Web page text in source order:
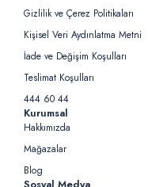
Gizlilik ve Çerez Politikaları
Kişisel Veri Aydınlatma Metni
İade ve Değişim Koşulları
Teslimat Koşulları
444 60 44
Kurumsal
Hakkımızda
Mağazalar
Blog